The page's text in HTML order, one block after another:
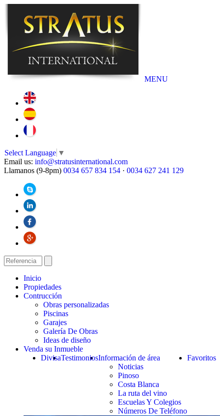
MENU
Select Language ▼
Email us: info@stratusinternational.com
Llamanos (9-8pm) 0034 657 834 154 · 0034 627 241 129
Inicio
Propiedades
Contrucción
Obras personalizadas
Piscinas
Garajes
Galería De Obras
Ideas de diseño
Venda su Inmueble
Favoritos
Información de área
Noticias
Pinoso
Costa Blanca
La ruta del vino
Escuelas Y Colegios
Números De Teléfono
Testimonios
Divisa